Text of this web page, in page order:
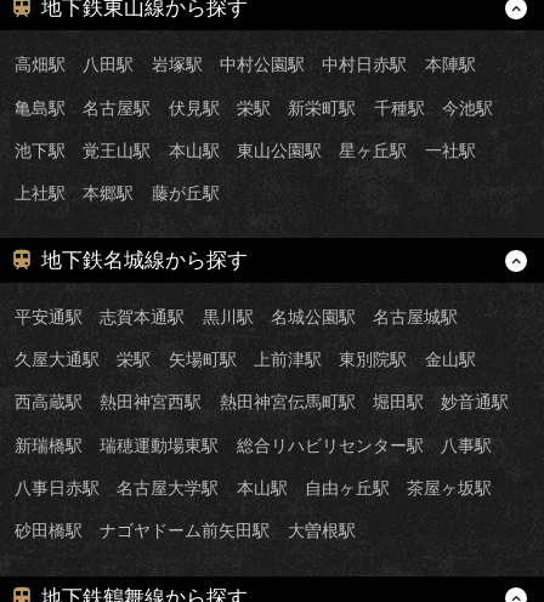
地下鉄東山線から探す
高畑駅 八田駅 岩塚駅 中村公園駅 中村日赤駅 本陣駅
亀島駅 名古屋駅 伏見駅 栄駅 新栄町駅 千種駅 今池駅
池下駅 覚王山駅 本山駅 東山公園駅 星ヶ丘駅 一社駅
上社駅 本郷駅 藤が丘駅
地下鉄名城線から探す
平安通駅 志賀本通駅 黒川駅 名城公園駅 名古屋城駅
久屋大通駅 栄駅 矢場町駅 上前津駅 東別院駅 金山駅
西高蔵駅 熱田神宮西駅 熱田神宮伝馬町駅 堀田駅 妙音通駅
新瑞橋駅 瑞穂運動場東駅 総合リハビリセンター駅 八事駅
八事日赤駅 名古屋大学駅 本山駅 自由ヶ丘駅 茶屋ヶ坂駅
砂田橋駅 ナゴヤドーム前矢田駅 大曽根駅